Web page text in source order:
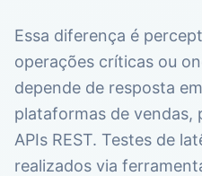
Essa diferença é
operações críticas ou
depende de resposta
plataformas de vendas,
APIs REST. Testes de
realizados via